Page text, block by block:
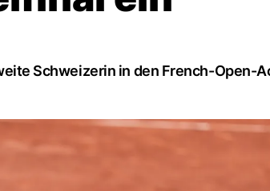
Schweizerin in den French-Open-